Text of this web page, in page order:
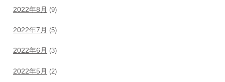
2022年8月 (9)
2022年7月 (5)
2022年6月 (3)
2022年5月 (2)